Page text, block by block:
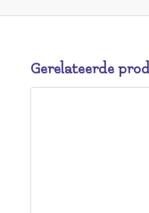
Gerelateerde